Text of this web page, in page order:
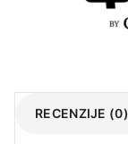
RECENZIJE (0)